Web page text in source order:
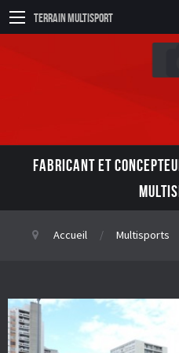
Terrain Multisport
FABRICANT ET
Accueil Multisports